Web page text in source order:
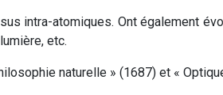
intra-atomiques. Ont également
etc.
naturelle » (1687) et «